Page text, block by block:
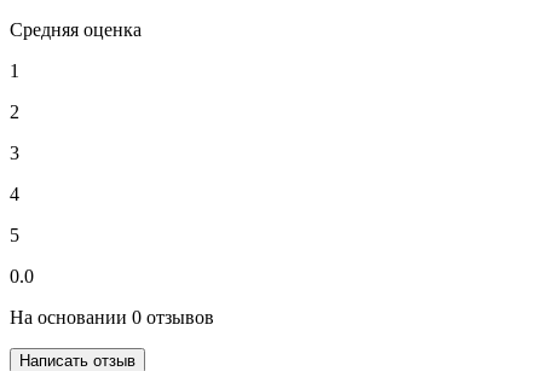
Средняя оценка
1
2
3
4
5
0.0
На основании 0 отзывов
Написать отзыв